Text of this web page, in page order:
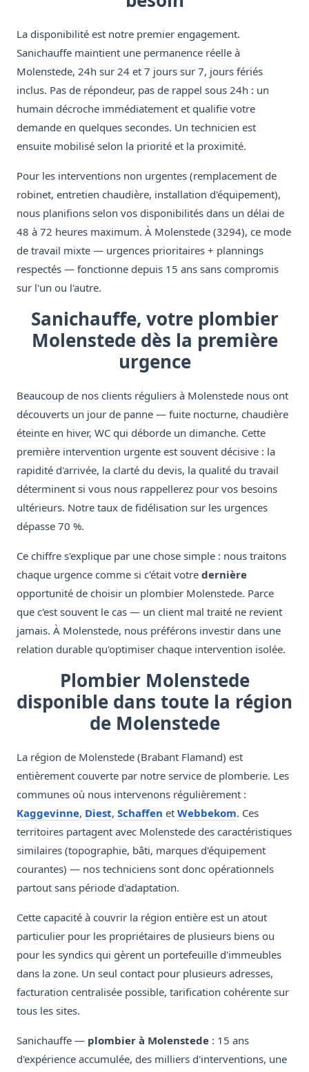
La disponibilité est notre premier engagement.
Sanichauffe maintient une permanence réelle à
Molenstede, 24h sur 24 et 7 jours sur 7, jours fériés
inclus. Pas de répondeur, pas de rappel sous 24h : un
humain décroche immédiatement et qualifie votre
demande en quelques secondes. Un technicien est
ensuite mobilisé selon la priorité et la proximité.
Pour les interventions non urgentes (remplacement de
robinet, entretien chaudière, installation d'équipement),
nous planifions selon vos disponibilités dans un délai de
48 à 72 heures maximum. À Molenstede (3294), ce mode
de travail mixte — urgences prioritaires + plannings
respectés — fonctionne depuis 15 ans sans compromis
sur l'un ou l'autre.
Sanichauffe, votre plombier
Molenstede dès la première
urgence
Beaucoup de nos clients réguliers à Molenstede nous ont
découverts un jour de panne — fuite nocturne, chaudière
éteinte en hiver, WC qui déborde un dimanche. Cette
première intervention urgente est souvent décisive : la
rapidité d'arrivée, la clarté du devis, la qualité du travail
déterminent si vous nous rappellerez pour vos besoins
ultérieurs. Notre taux de fidélisation sur les urgences
dépasse 70 %.
Ce chiffre s'explique par une chose simple : nous traitons
chaque urgence comme si c'était votre dernière
opportunité de choisir un plombier Molenstede. Parce
que c'est souvent le cas — un client mal traité ne revient
jamais. À Molenstede, nous préférons investir dans une
relation durable qu'optimiser chaque intervention isolée.
Plombier Molenstede
disponible dans toute la région
de Molenstede
La région de Molenstede (Brabant Flamand) est
entièrement couverte par notre service de plomberie. Les
communes où nous intervenons régulièrement :
Kaggevinne, Diest, Schaffen et Webbekom. Ces
territoires partagent avec Molenstede des caractéristiques
similaires (topographie, bâti, marques d'équipement
courantes) — nos techniciens sont donc opérationnels
partout sans période d'adaptation.
Cette capacité à couvrir la région entière est un atout
particulier pour les propriétaires de plusieurs biens ou
pour les syndics qui gèrent un portefeuille d'immeubles
dans la zone. Un seul contact pour plusieurs adresses,
facturation centralisée possible, tarification cohérente sur
tous les sites.
Sanichauffe — plombier à Molenstede : 15 ans
d'expérience accumulée, des milliers d'interventions, une